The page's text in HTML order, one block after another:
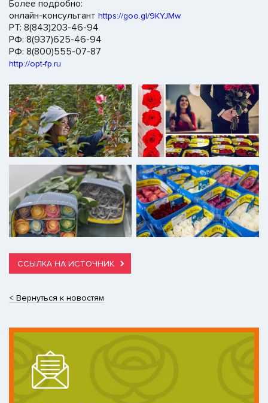
Более подробно:
онлайн-консультант https://goo.gl/9KYJMw
РТ: 8(843)203-46-94
РФ: 8(937)625-46-94
РФ: 8(800)555-07-87
http://opt-fp.ru
ССЫЛКА НА ИСТОЧНИК
< Вернуться к новостям